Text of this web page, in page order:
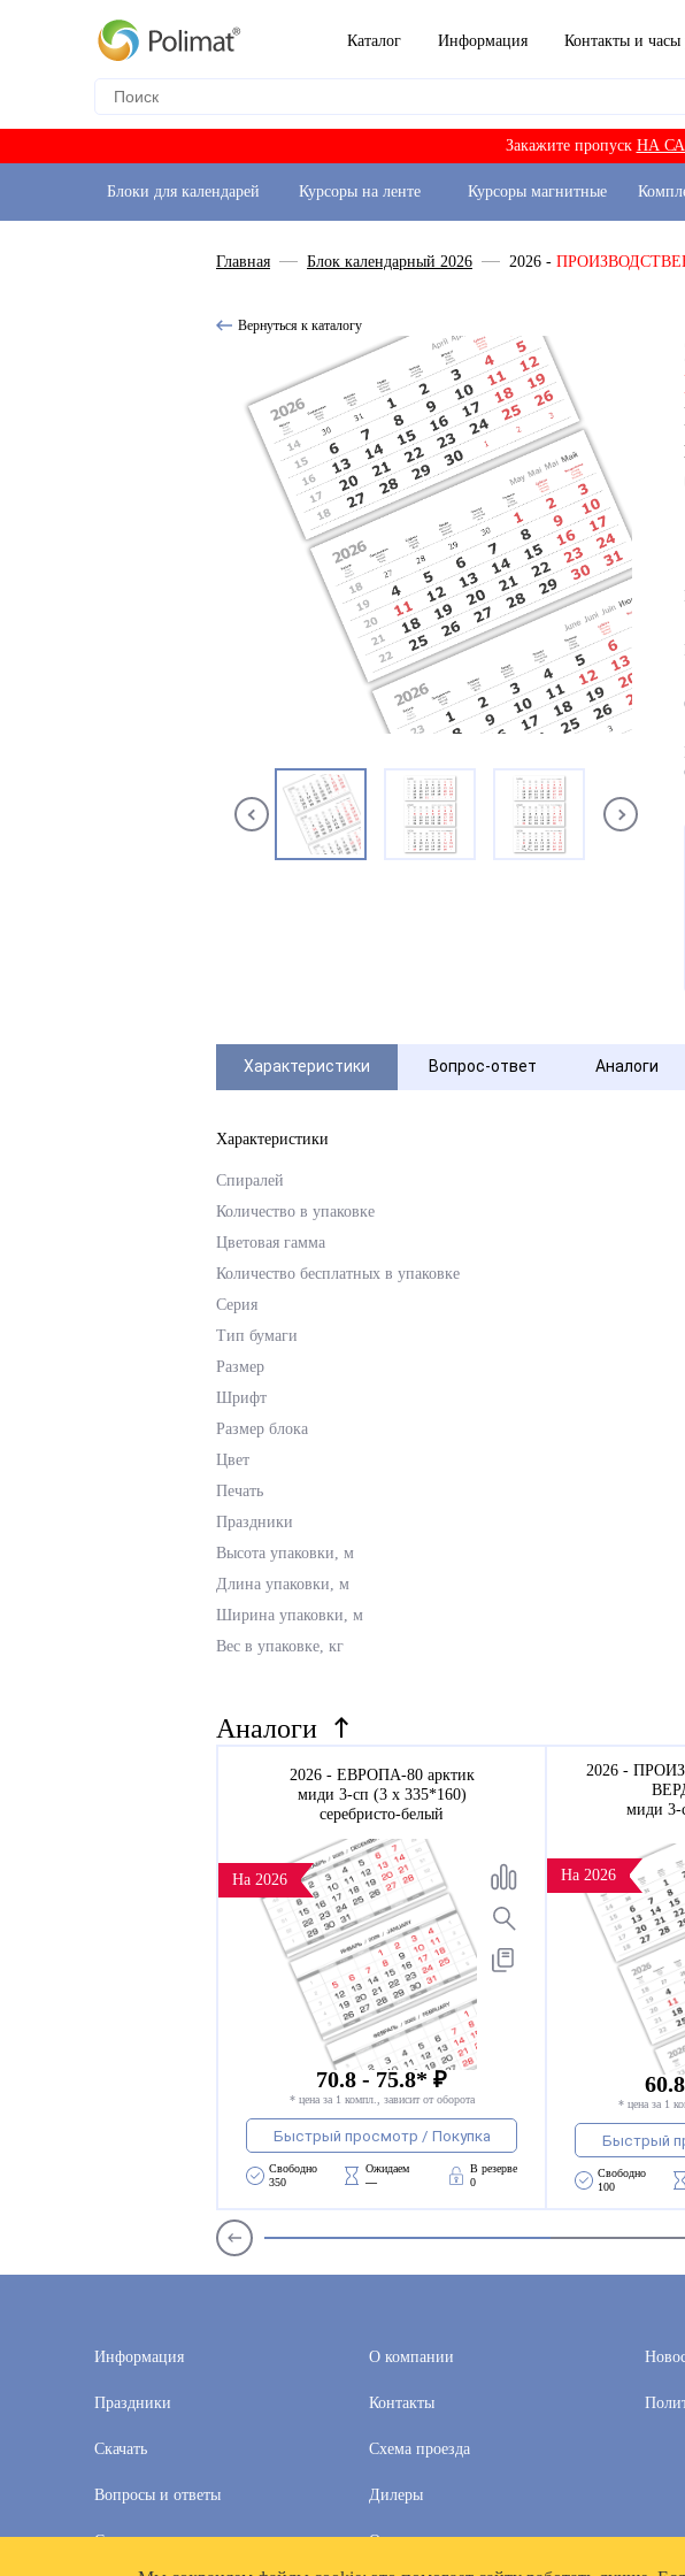
Каталог Информация Контакты и часы
Закажите пропуск НА
Блоки для календарей Курсоры на ленте Курсоры магнитные
Главная Блок календарный 2026 2026 -
Вернуться к каталогу
Характеристики Вопрос-ответ Аналоги
Характеристики
Спиралей
Количество в упаковке
Цветовая гамма
Количество бесплатных в упаковке
Серия
Тип бумаги
Размер
Шрифт
Размер блока
Цвет
Печать
Праздники
Высота упаковки, м
Длина упаковки, м
Ширина упаковки, м
Вес в упаковке, кг
Аналоги
На 2026
2026 - ЕВРОПА-80 арктик
миди 3-сп (3 х 335*160)
серебристо-белый
70.8 - 75.8* ₽
* цена за 1 компл., зависит от оборота
Быстрый просмотр / Покупка
Свободно
350
Ожидаем
—
В резерве
0
На 2026
2026 -
миди 3-
* цена за 1
Быстрый
Свободно
100
Информация
Праздники
Скачать
Вопросы и ответы
Скидки
О компании
Контакты
Схема проезда
Дилеры
Оплата и доставка